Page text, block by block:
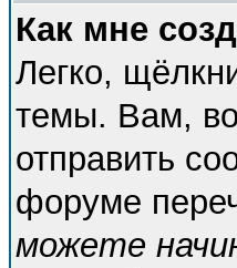
Как мне
Легко,
темы. Вам,
отправить
форуме
можете